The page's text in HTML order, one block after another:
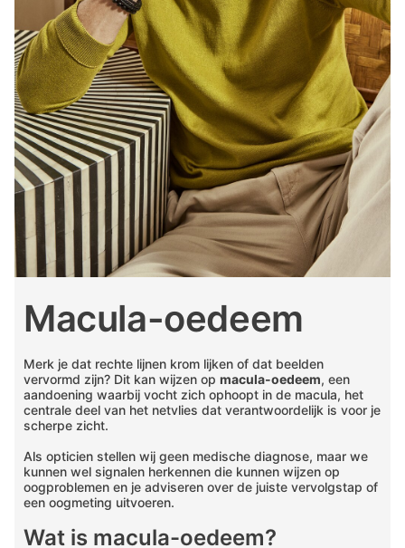
Macula-oedeem
Merk je dat rechte lijnen krom lijken of dat beelden
vervormd zijn? Dit kan wijzen op macula-oedeem, een
aandoening waarbij vocht zich ophoopt in de macula, het
centrale deel van het netvlies dat verantwoordelijk is voor je
scherpe zicht.
Als opticien stellen wij geen medische diagnose, maar we
kunnen wel signalen herkennen die kunnen wijzen op
oogproblemen en je adviseren over de juiste vervolgstap of
een oogmeting uitvoeren.
Wat is macula-oedeem?